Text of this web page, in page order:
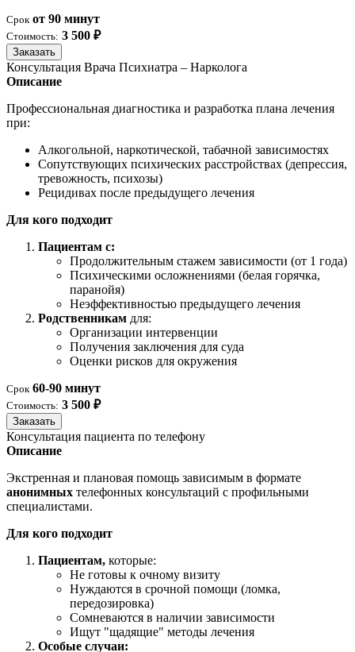
Срок от 90 минут
Стоимость: 3 500 ₽
Заказать
Консультация Врача Психиатра – Нарколога
Описание
Профессиональная диагностика и разработка плана лечения
при:
Алкогольной, наркотической, табачной зависимостях
Сопутствующих психических расстройствах (депрессия,
тревожность, психозы)
Рецидивах после предыдущего лечения
Для кого подходит
Пациентам с:
Продолжительным стажем зависимости (от 1 года)
Психическими осложнениями (белая горячка,
паранойя)
Неэффективностью предыдущего лечения
Родственникам для:
Организации интервенции
Получения заключения для суда
Оценки рисков для окружения
Срок 60-90 минут
Стоимость: 3 500 ₽
Заказать
Консультация пациента по телефону
Описание
Экстренная и плановая помощь зависимым в формате
анонимных телефонных консультаций с профильными
специалистами.
Для кого подходит
Пациентам, которые:
Не готовы к очному визиту
Нуждаются в срочной помощи (ломка,
передозировка)
Сомневаются в наличии зависимости
Ищут "щадящие" методы лечения
Особые случаи: